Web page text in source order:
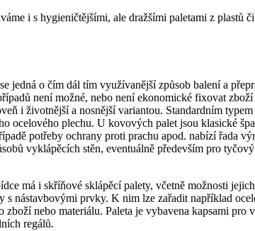
i s hygieničtějšími, ale dražšími paletami z plastů
o čím dál tím využívanější způsob balení a
není možné, nebo není ekonomické fixovat
i životnější a nosnější variantou. Standardním
plechu. U kovových palet jsou klasické
potřeby ochrany proti prachu apod. nabízí řada
vyklápěcích stěn, eventuálně především pro
má i skříňové sklápěcí palety, včetně možnosti
nástavbovými prvky. K nim lze zařadit například
nebo materiálu. Paleta je vybavena kapsami
regálů.